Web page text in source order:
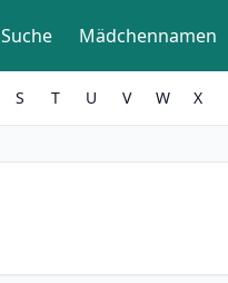
Suche Mädchennamen
S T U V W X